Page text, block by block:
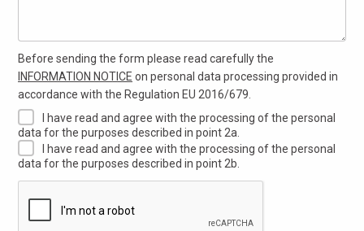
Before sending the form please read carefully the
INFORMATION NOTICE on personal data processing provided in
accordance with the Regulation EU 2016/679.
I have read and agree with the processing of the personal
data for the purposes described in point 2a.
I have read and agree with the processing of the personal
data for the purposes described in point 2b.